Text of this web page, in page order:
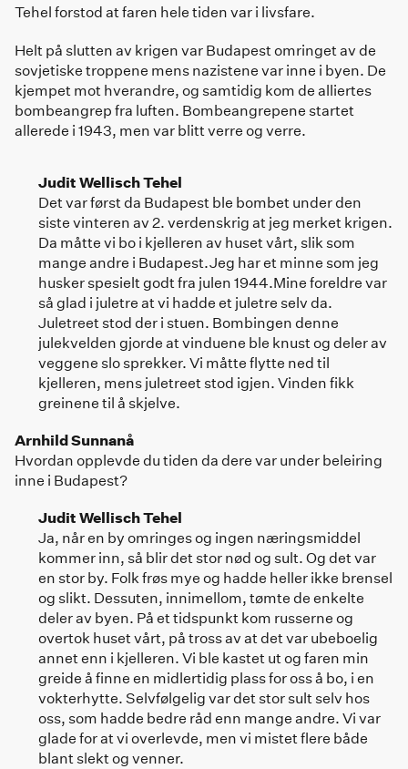
Tehel forstod at faren hele tiden var i livsfare.
Helt på slutten av krigen var Budapest omringet av de
sovjetiske troppene mens nazistene var inne i byen. De
kjempet mot hverandre, og samtidig kom de alliertes
bombeangrep fra luften. Bombeangrepene startet
allerede i 1943, men var blitt verre og verre.
Judit Wellisch Tehel
Det var først da Budapest ble bombet under den
siste vinteren av 2. verdenskrig at jeg merket krigen.
Da måtte vi bo i kjelleren av huset vårt, slik som
mange andre i Budapest.Jeg har et minne som jeg
husker spesielt godt fra julen 1944.Mine foreldre var
så glad i juletre at vi hadde et juletre selv da.
Juletreet stod der i stuen. Bombingen denne
julekvelden gjorde at vinduene ble knust og deler av
veggene slo sprekker. Vi måtte flytte ned til
kjelleren, mens juletreet stod igjen. Vinden fikk
greinene til å skjelve.
Arnhild Sunnanå
Hvordan opplevde du tiden da dere var under beleiring
inne i Budapest?
Judit Wellisch Tehel
Ja, når en by omringes og ingen næringsmiddel
kommer inn, så blir det stor nød og sult. Og det var
en stor by. Folk frøs mye og hadde heller ikke brensel
og slikt. Dessuten, innimellom, tømte de enkelte
deler av byen. På et tidspunkt kom russerne og
overtok huset vårt, på tross av at det var ubeboelig
annet enn i kjelleren. Vi ble kastet ut og faren min
greide å finne en midlertidig plass for oss å bo, i en
vokterhytte. Selvfølgelig var det stor sult selv hos
oss, som hadde bedre råd enn mange andre. Vi var
glade for at vi overlevde, men vi mistet flere både
blant slekt og venner.